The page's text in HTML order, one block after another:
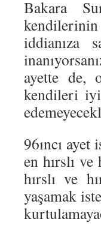
Bakara
iddianıza
ayette de,
kendileri
96ıncı ayet
en hırslı
hırslı ve
yaşamak